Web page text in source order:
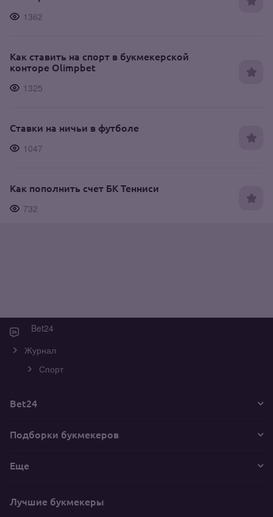
1362
Как ставить на спорт в букмекерской
конторе Olimpbet
1325
Ставки на ничьи в футболе
1047
Как пополнить счет БК Тенниси
732
Bet24
Журнал
Спорт
Bet24
Подборки букмекеров
Еще
Лучшие букмекеры